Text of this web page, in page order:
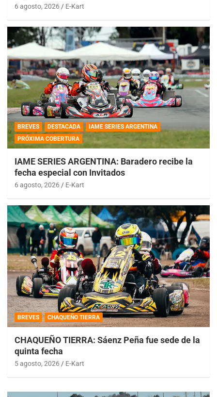
6 agosto, 2026 E-Kart
BREVES DESTACADA
IAME SERIES ARGENTINA
PRÓXIMA COBERTURA
IAME SERIES ARGENTINA: Baradero recibe la
fecha especial con Invitados
6 agosto, 2026 E-Kart
BREVES CHAQUEÑO TIERRA
CHAQUEÑO TIERRA: Sáenz Peña fue sede de la
quinta fecha
5 agosto, 2026 E-Kart